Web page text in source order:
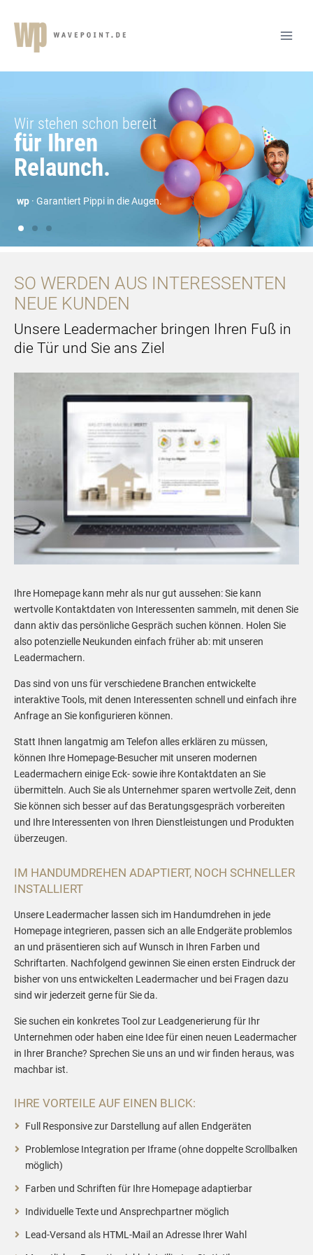
SO WERDEN AUS INTERESSENTEN
NEUE KUNDEN
Unsere Leadermacher bringen Ihren Fuß in
die Tür und Sie ans Ziel
Ihre Homepage kann mehr als nur gut aussehen: Sie kann
wertvolle Kontaktdaten von Interessenten sammeln, mit denen Sie
dann aktiv das persönliche Gespräch suchen können. Holen Sie
also potenzielle Neukunden einfach früher ab: mit unseren
Leadermachern.
Das sind von uns für verschiedene Branchen entwickelte
interaktive Tools, mit denen Interessenten schnell und einfach ihre
Anfrage an Sie konfigurieren können.
Statt Ihnen langatmig am Telefon alles erklären zu müssen,
können Ihre Homepage-Besucher mit unseren modernen
Leadermachern einige Eck- sowie ihre Kontaktdaten an Sie
übermitteln. Auch Sie als Unternehmer sparen wertvolle Zeit, denn
Sie können sich besser auf das Beratungsgespräch vorbereiten
und Ihre Interessenten von Ihren Dienstleistungen und Produkten
überzeugen.
IM HANDUMDREHEN ADAPTIERT, NOCH SCHNELLER
INSTALLIERT
Unsere Leadermacher lassen sich im Handumdrehen in jede
Homepage integrieren, passen sich an alle Endgeräte problemlos
an und präsentieren sich auf Wunsch in Ihren Farben und
Schriftarten. Nachfolgend gewinnen Sie einen ersten Eindruck der
bisher von uns entwickelten Leadermacher und bei Fragen dazu
sind wir jederzeit gerne für Sie da.
Sie suchen ein konkretes Tool zur Leadgenerierung für Ihr
Unternehmen oder haben eine Idee für einen neuen Leadermacher
in Ihrer Branche? Sprechen Sie uns an und wir finden heraus, was
machbar ist.
IHRE VORTEILE AUF EINEN BLICK:
Full Responsive zur Darstellung auf allen Endgeräten
Problemlose Integration per Iframe (ohne doppelte Scrollbalken
möglich)
Farben und Schriften für Ihre Homepage adaptierbar
Individuelle Texte und Ansprechpartner möglich
Lead-Versand als HTML-Mail an Adresse Ihrer Wahl